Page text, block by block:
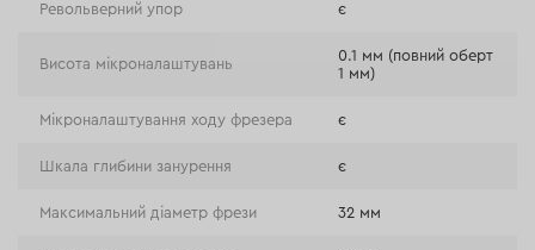
Револьверний упор є
Висота мікроналаштувань
0.1 мм (повний оберт
1 мм)
Мікроналаштування ходу фрезера є
Шкала глибини занурення є
Максимальний діаметр фрези 32 мм